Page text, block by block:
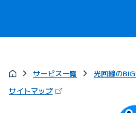
サービス一覧 光回線の
サイトマップ（新しいタブで開きます）